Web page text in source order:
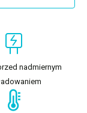
nadmiernym